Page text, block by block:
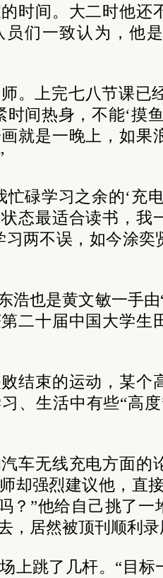
时间。大二时他还
员们一致认为，他
。上完七八节课已
时间热身，不能‘摸
就是一晚上，如果
忙碌学习之余的‘充
态最适合读书，我
习两不误，如今涂
浩也是黄文敏一手
二十届中国大学生
结束的运动，某个
、生活中有些“高
车无线充电方面的
却强烈建议他，直
？”他给自己挑了
，居然被顶刊顺利
上跳了几杆。“目